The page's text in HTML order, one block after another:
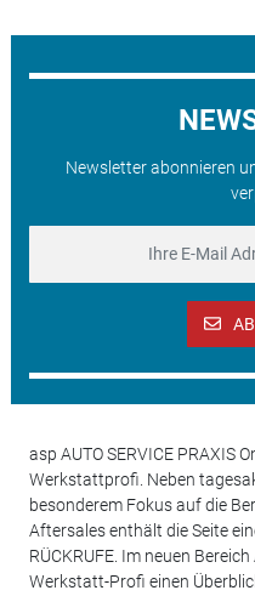
Newsletter abonnieren
asp AUTO SERVICE PRAXIS
Werkstattprofi. Neben
besonderem Fokus auf die
Aftersales enthält die Seite
RÜCKRUFE. Im neuen
Werkstatt-Profi einen